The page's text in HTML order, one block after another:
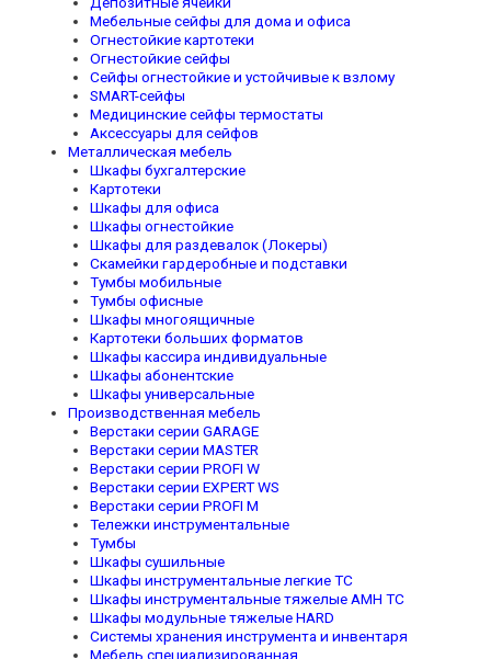
Мебельные сейфы для дома и офиса
Огнестойкие картотеки
Огнестойкие сейфы
Сейфы огнестойкие и устойчивые к взлому
SMART-сейфы
Медицинские сейфы термостаты
Аксессуары для сейфов
Металлическая мебель
Шкафы бухгалтерские
Картотеки
Шкафы для офиса
Шкафы огнестойкие
Шкафы для раздевалок (Локеры)
Скамейки гардеробные и подставки
Тумбы мобильные
Тумбы офисные
Шкафы многоящичные
Картотеки больших форматов
Шкафы кассира индивидуальные
Шкафы абонентские
Шкафы универсальные
Производственная мебель
Верстаки серии GARAGE
Верстаки серии MASTER
Верстаки серии PROFI W
Верстаки серии EXPERT WS
Верстаки серии PROFI M
Тележки инструментальные
Тумбы
Шкафы сушильные
Шкафы инструментальные легкие TC
Шкафы инструментальные тяжелые AMH TC
Шкафы модульные тяжелые HARD
Системы хранения инструмента и инвентаря
Мебель специализированная